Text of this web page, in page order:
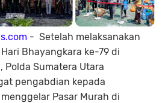
- Setelah melaksanakan
Bhayangkara ke-79 di
Polda Sumatera Utara
pengabdian kepada
Pasar Murah di